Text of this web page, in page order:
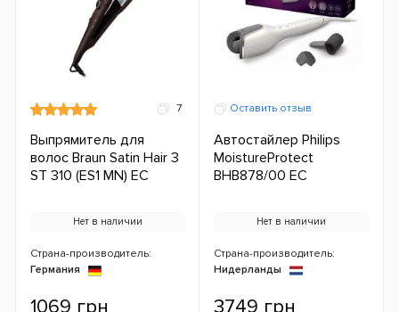
7
Выпрямитель для
волос Braun Satin Hair 3
ST 310 (ES1 MN) ЕС
Нет в наличии
Страна-производитель:
Германия
Оставить отзыв
Автостайлер Philips
MoistureProtect
BHB878/00 ЕС
Нет в наличии
Страна-производитель:
Нидерланды